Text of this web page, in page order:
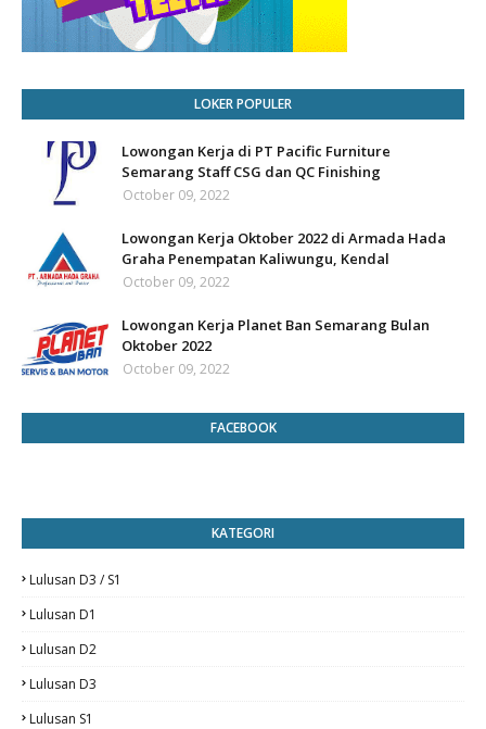
LOKER POPULER
Lowongan Kerja di PT Pacific Furniture
Semarang Staff CSG dan QC Finishing
October 09, 2022
Lowongan Kerja Oktober 2022 di Armada Hada
Graha Penempatan Kaliwungu, Kendal
October 09, 2022
Lowongan Kerja Planet Ban Semarang Bulan
Oktober 2022
October 09, 2022
FACEBOOK
KATEGORI
Lulusan D3 / S1
Lulusan D1
Lulusan D2
Lulusan D3
Lulusan S1